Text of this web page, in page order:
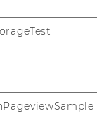
Bitte
An­mel­dung